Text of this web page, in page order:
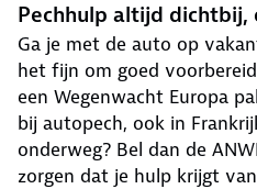
Pechhulp altijd dichtbij,
Ga je met de auto op
het fijn om goed
een Wegenwacht Europa
bij autopech, ook in
onderweg? Bel dan de
zorgen dat je hulp krijgt